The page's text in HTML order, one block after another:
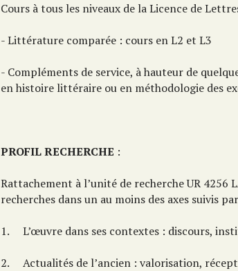
Cours à tous les niveaux de la Licence de
- Littérature comparée : cours en L2 et L3
- Compléments de service, à hauteur de
en histoire littéraire ou en méthodologie des
PROFIL RECHERCHE :
Rattachement à l’unité de recherche UR 4256
recherches dans un au moins des axes suivis
1. L’œuvre dans ses contextes : discours,
2. Actualités de l’ancien : valorisation,